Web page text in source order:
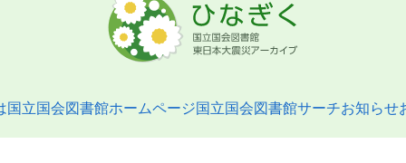
国立国会図書館ホームページ国立国会図書館サーチお知らせ